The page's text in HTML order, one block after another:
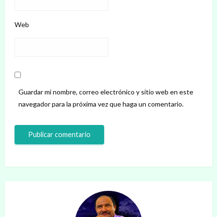
Web
Guardar mi nombre, correo electrónico y sitio web en este
navegador para la próxima vez que haga un comentario.